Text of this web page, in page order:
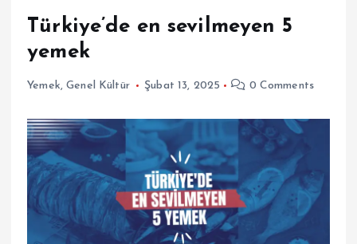
Türkiye’de en sevilmeyen 5
yemek
Yemek,Genel Kültür Şubat 13, 2025 0 Comments